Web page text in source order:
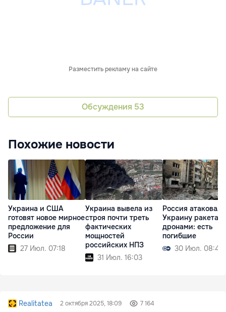
Разместить рекламу на сайте
Обсуждения 53
Похожие новости
Украина и США
готовят новое мирное
предложение для
России
27 Июл. 07:18
Украина вывела из
строя почти треть
фактических
мощностей
российских НПЗ
31 Июл. 16:03
Россия атаковала
Украину
дронами: есть
погибшие
30 Июл. 08:45
Realitatea 2 октября 2025, 18:09 7 164